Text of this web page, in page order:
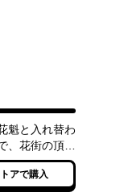
魁と入れ替わ
、花街の頂点
てみる 三
アで購入